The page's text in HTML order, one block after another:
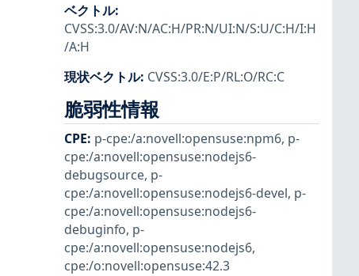
ベクトル:
CVSS:3.0/AV:N/AC:H/PR:N/UI:N/S:U/C:H/I:H
/A:H
現状ベクトル: CVSS:3.0/E:P/RL:O/RC:C
脆弱性情報
CPE: p-cpe:/a:novell:opensuse:npm6, p-
cpe:/a:novell:opensuse:nodejs6-
debugsource, p-
cpe:/a:novell:opensuse:nodejs6-devel, p-
cpe:/a:novell:opensuse:nodejs6-
debuginfo, p-
cpe:/a:novell:opensuse:nodejs6,
cpe:/o:novell:opensuse:42.3